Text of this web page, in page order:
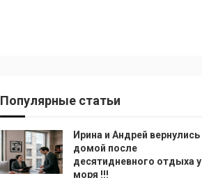
Популярные статьи
Ирина и Андрей вернулись
домой после
десятидневного отдыха у
моря !!!